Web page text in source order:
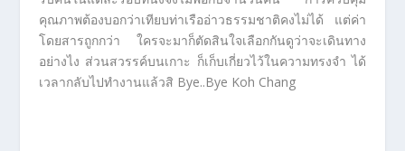
ด้วยว่าฝั่งด้านที่เราพักเป็นฝั่งตะวันออก เป็นฝั่งที่เห็น
พระอาทิตย์ขึ้น แต่พระอาทิตย์ของเราขึ้นมาก็เจอเมฆดักทั้ง
สองวันติด ได้แต่แสงสะท้อน ก็พอถูไถไปได้บ้าง ทานอาหาร
เช้าแพคกระเป๋าออกเดินไปท่าเรือ กลับเข้าสู่โหมดของการ
แข่งขัน กันตั้งแต่ท่าเรือเลย เวลากลับจะต่างจากตอนมา คือ